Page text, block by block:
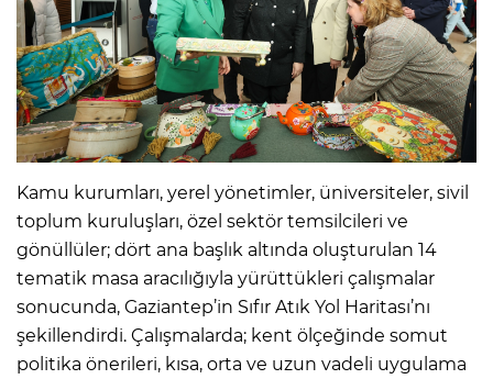
Kamu kurumları, yerel yönetimler, üniversiteler, sivil
toplum kuruluşları, özel sektör temsilcileri ve
gönüllüler; dört ana başlık altında oluşturulan 14
tematik masa aracılığıyla yürüttükleri çalışmalar
sonucunda, Gaziantep’in Sıfır Atık Yol Haritası’nı
şekillendirdi. Çalışmalarda; kent ölçeğinde somut
politika önerileri, kısa, orta ve uzun vadeli uygulama